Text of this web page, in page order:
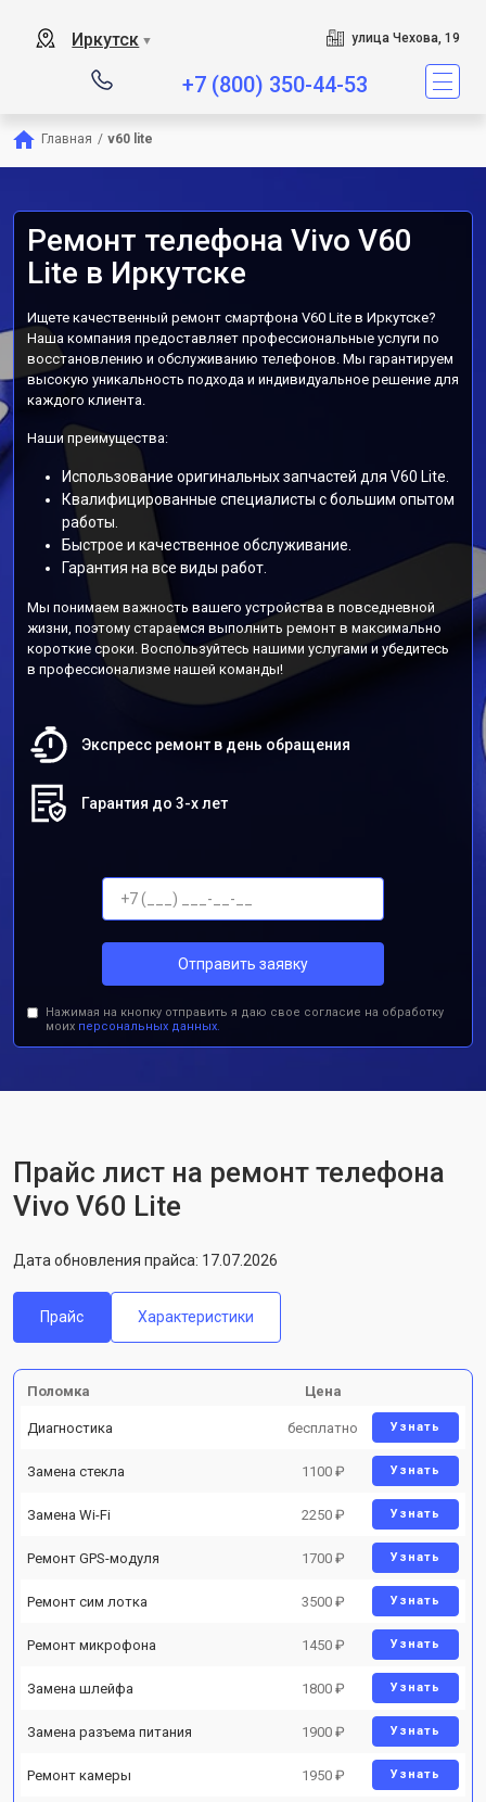
Иркутск ▼ улица Чехова, 19
+7 (800) 350-44-53
Главная / v60 lite
Ремонт телефона Vivo V60
Lite в Иркутске
Ищете качественный ремонт смартфона V60 Lite в Иркутске?
Наша компания предоставляет профессиональные услуги по
восстановлению и обслуживанию телефонов. Мы гарантируем
высокую уникальность подхода и индивидуальное решение для
каждого клиента.
Наши преимущества:
Использование оригинальных запчастей для V60 Lite.
Квалифицированные специалисты с большим опытом
работы.
Быстрое и качественное обслуживание.
Гарантия на все виды работ.
Мы понимаем важность вашего устройства в повседневной
жизни, поэтому стараемся выполнить ремонт в максимально
короткие сроки. Воспользуйтесь нашими услугами и убедитесь
в профессионализме нашей команды!
Экспресс ремонт в день обращения
Гарантия до 3-х лет
Отправить заявку
Нажимая на кнопку отправить я даю свое согласие на обработку
моих персональных данных.
Прайс лист на ремонт телефона
Vivo V60 Lite
Дата обновления прайса: 17.07.2026
Прайс Характеристики
Поломка Цена
Диагностика бесплатно Узнать
Замена стекла 1100 ₽ Узнать
Замена Wi-Fi 2250 ₽ Узнать
Ремонт GPS-модуля 1700 ₽ Узнать
Ремонт сим лотка 3500 ₽ Узнать
Ремонт микрофона 1450 ₽ Узнать
Замена шлейфа 1800 ₽ Узнать
Замена разъема питания 1900 ₽ Узнать
Ремонт камеры 1950 ₽ Узнать